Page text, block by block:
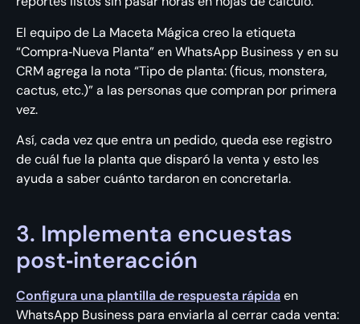
El equipo de La Maceta Mágica creo la etiqueta
“Compra‑Nueva Planta” en WhatsApp Business y en su
CRM agrega la nota “Tipo de planta: (ficus, monstera,
cactus, etc.)” a las personas que compran por primera
vez.
Así, cada vez que entra un pedido, queda ese registro
de cuál fue la planta que disparó la venta y esto les
ayuda a saber cuánto tardaron en concretarla.
3. Implementa encuestas
post‑interacción
Configura una plantilla de respuesta rápidaen
WhatsApp Business para enviarla al cerrar cada venta: